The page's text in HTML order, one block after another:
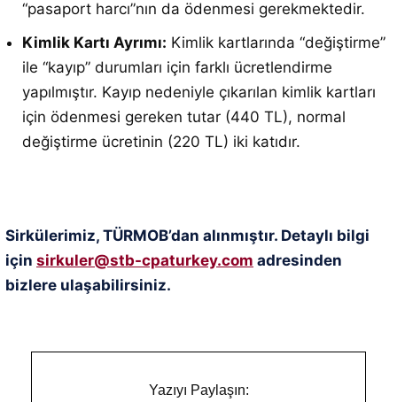
“pasaport harcı”nın da ödenmesi gerekmektedir.
Kimlik Kartı Ayrımı: Kimlik kartlarında “değiştirme”
ile “kayıp” durumları için farklı ücretlendirme
yapılmıştır. Kayıp nedeniyle çıkarılan kimlik kartları
için ödenmesi gereken tutar (440 TL), normal
değiştirme ücretinin (220 TL) iki katıdır.
Sirkülerimiz, TÜRMOB’dan alınmıştır. Detaylı bilgi
için sirkuler@stb-cpaturkey.com adresinden
bizlere ulaşabilirsiniz.
Yazıyı Paylaşın: